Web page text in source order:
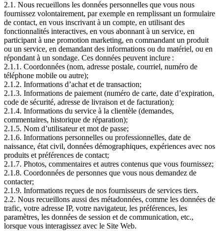
2.1. Nous recueillons les données personnelles que vous nous
fournissez volontairement, par exemple en remplissant un formulaire
de contact, en vous inscrivant à un compte, en utilisant des
fonctionnalités interactives, en vous abonnant à un service, en
participant à une promotion marketing, en commandant un produit
ou un service, en demandant des informations ou du matériel, ou en
répondant à un sondage. Ces données peuvent inclure :
2.1.1. Coordonnées (nom, adresse postale, courriel, numéro de
téléphone mobile ou autre);
2.1.2. Informations d’achat et de transaction;
2.1.3. Informations de paiement (numéro de carte, date d’expiration,
code de sécurité, adresse de livraison et de facturation);
2.1.4. Informations du service à la clientèle (demandes,
commentaires, historique de réparation);
2.1.5. Nom d’utilisateur et mot de passe;
2.1.6. Informations personnelles ou professionnelles, date de
naissance, état civil, données démographiques, expériences avec nos
produits et préférences de contact;
2.1.7. Photos, commentaires et autres contenus que vous fournissez;
2.1.8. Coordonnées de personnes que vous nous demandez de
contacter;
2.1.9. Informations reçues de nos fournisseurs de services tiers.
2.2. Nous recueillons aussi des métadonnées, comme les données de
trafic, votre adresse IP, votre navigateur, les préférences, les
paramètres, les données de session et de communication, etc.,
lorsque vous interagissez avec le Site Web.